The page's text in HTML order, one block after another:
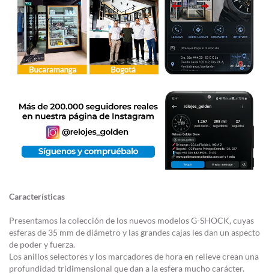
Características
Presentamos la colección de los nuevos modelos G-SHOCK, cuyas
esferas de 35 mm de diámetro y las grandes cajas les dan un aspecto
de poder y fuerza.
Los anillos selectores y los marcadores de hora en relieve crean una
profundidad tridimensional que dan a la esfera mucho carácter.